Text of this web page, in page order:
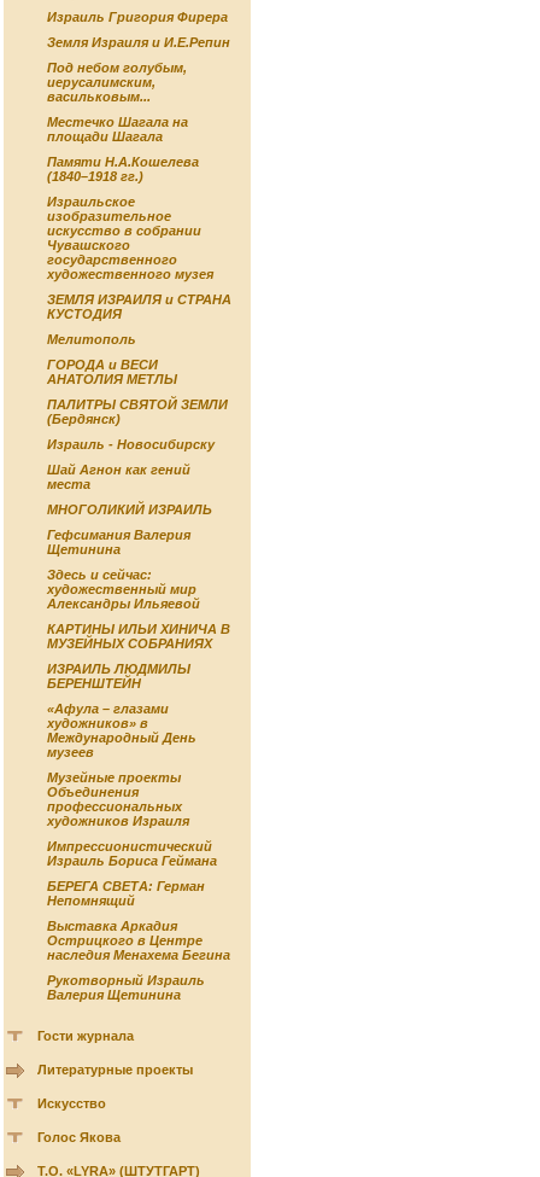
Израиль Григория Фирера
Земля Израиля и И.Е.Репин
Под небом голубым,
иерусалимским,
васильковым...
Местечко Шагала на
площади Шагала
Памяти Н.А.Кошелева
(1840–1918 гг.)
Израильское
изобразительное
искусство в собрании
Чувашского
государственного
художественного музея
ЗЕМЛЯ ИЗРАИЛЯ и СТРАНА
КУСТОДИЯ
Мелитополь
ГОРОДА и ВЕСИ
АНАТОЛИЯ МЕТЛЫ
ПАЛИТРЫ СВЯТОЙ ЗЕМЛИ
(Бердянск)
Израиль - Новосибирску
Шай Агнон как гений
места
МНОГОЛИКИЙ ИЗРАИЛЬ
Гефсимания Валерия
Щетинина
Здесь и сейчас:
художественный мир
Александры Ильяевой
КАРТИНЫ ИЛЬИ ХИНИЧА В
МУЗЕЙНЫХ СОБРАНИЯХ
ИЗРАИЛЬ ЛЮДМИЛЫ
БЕРЕНШТЕЙН
«Афула – глазами
художников» в
Международный День
музеев
Музейные проекты
Объединения
профессиональных
художников Израиля
Импрессионистический
Израиль Бориса Геймана
БЕРЕГА СВЕТА: Герман
Непомнящий
Выставка Аркадия
Острицкого в Центре
наследия Менахема Бегина
Рукотворный Израиль
Валерия Щетинина
Гости журнала
Литературные проекты
Искусство
Голос Якова
Т.О. «LYRA» (ШТУТГАРТ)